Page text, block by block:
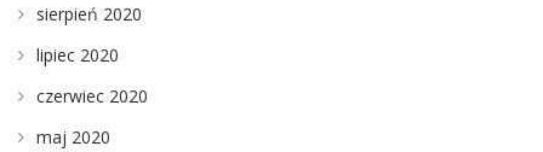
sierpień 2020
lipiec 2020
czerwiec 2020
maj 2020